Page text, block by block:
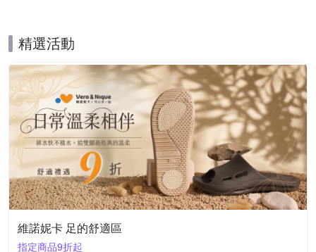
精選活動
維諾妮卡 足的舒適區
指定商品9折起